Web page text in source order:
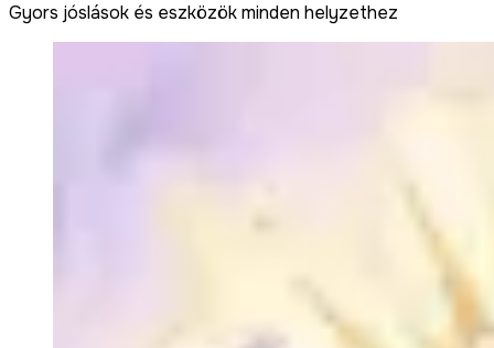
Gyors jóslások és eszközök minden helyzethez